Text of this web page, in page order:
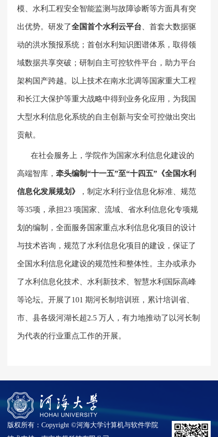
模、水利工程安全智能监测与故障诊断等方面具有突
出优势。研发了全国首个水利云平台 、首套大数据驱
动的洪水预报系统；首创水利知识图谱体系，取得领
域数据共享突破；研制自主可控软件平台，助力平台
架构国产跨越。以上技术在南水北调等国家重大工程
和长江大保护等重大战略中得到业务化应用，为我国
大型水利信息化系统的自主创新与安全可控做出突出
贡献。
在社会服务上，学院作为国家水利信息化建设的
高端智库， 牵头编制“十一五”至“十四五”《全国水利
信息化发展规划》 ，制定水利行业信息化标准、规范
等35项，承担23 项国家、流域、省水利信息化专项规
划的编制，全面服务国家重点水利信息化项目的设计
与技术咨询，规范了水利信息化项目的建设，保证了
全国水利信息化建设的规范性和整体性。主办或承办
了水利信息化技术、水利新技术、智慧水利国际高峰
等论坛。开展了101 期河长制培训班，累计培训省、
市、县各级河湖长超2.5 万人，有力地推动了以河长制
为代表的行业重点工作的开展。
版权所有：Copyright ©河海大学计算机与软件学院